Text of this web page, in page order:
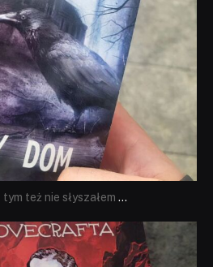
tym też nie słyszałem ...
dobryhorror
Wrz 19